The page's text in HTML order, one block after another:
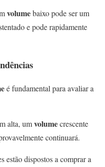
volumebaixo pode ser um
e pode rapidamente
é fundamental para avaliar a
alta, umvolumecrescente
continuará.
estão dispostos a comprar a